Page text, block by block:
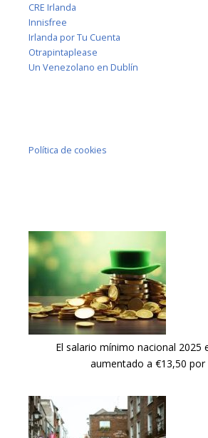
CRE Irlanda
Innisfree
Irlanda por Tu Cuenta
Otrapintaplease
Un Venezolano en Dublín
Política de cookies
El salario mínimo nacional 2025
aumentado a €13,50 por